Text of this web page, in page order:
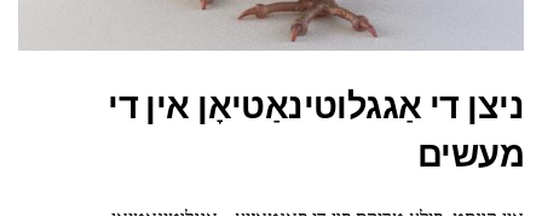
ניצן די אַגגלוטינאַטיאָן אין די
מעשים